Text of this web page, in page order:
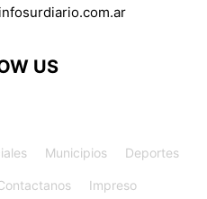
US
Municipios Deportes
Impreso